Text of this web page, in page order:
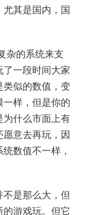
其是国内，国
杂的系统来支
一段时间大家
类似的数值，变
样，但是你的
为什么市面上有
意去再玩，因
数值不一样，
是那么大，但
游戏玩。但它